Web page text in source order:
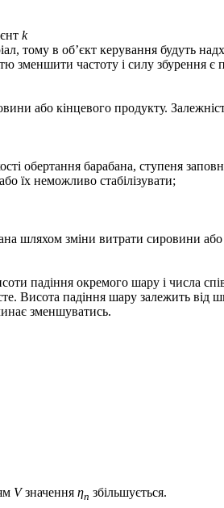
k
тому в об’єкт керування будуть
частоту і силу збурення є
або кінцевого продукту.
обертання барабана, ступеня
їх неможливо стабілізувати;
шляхом зміни витрати сировини
падіння окремого шару і числа
Висота падіння шару залежить від
зменшуватись.
Vзначення ηn збільшується.